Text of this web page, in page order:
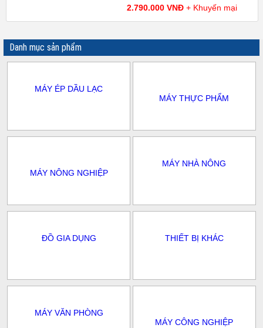
2.790.000 VNĐ+ Khuyến mại
Danh mục sản phẩm
MÁY ÉP DẦU LẠC
MÁY THỰC PHẨM
MÁY NÔNG NGHIỆP
MÁY NHÀ NÔNG
ĐỒ GIA DỤNG THIẾT BỊ KHÁC
MÁY VĂN PHÒNG
MÁY CÔNG NGHIỆP